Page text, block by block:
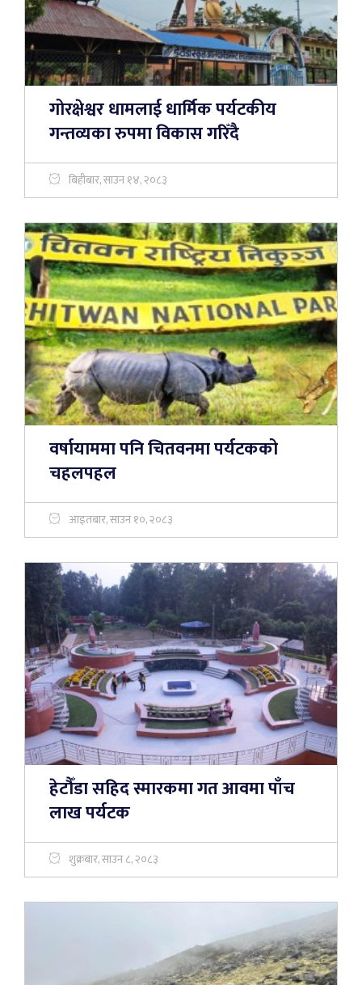
गोरक्षेश्वर धामलाई धार्मिक पर्यटकीय
गन्तव्यका रुपमा विकास गरिँदै
बिहीबार, साउन १४, २०८३
वर्षायाममा पनि चितवनमा पर्यटकको
चहलपहल
आइतबार, साउन १०, २०८३
हेटौँडा सहिद स्मारकमा गत आवमा पाँच
लाख पर्यटक
शुक्रबार, साउन ८, २०८३